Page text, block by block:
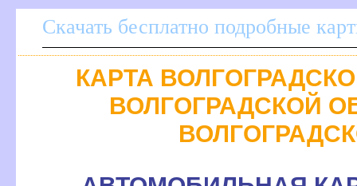
Скачать бесплатно подробные
КАРТА
ОЛГОГРАДСКОЙ